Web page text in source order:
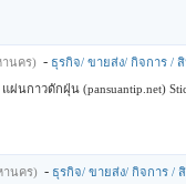
านคร) - ธุรกิจ/ ขายส่ง/ กิจการ /
ผ่นกาวดักฝุ่น (pansuantip.net)
านคร) - ธุรกิจ/ ขายส่ง/ กิจการ /